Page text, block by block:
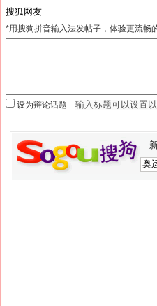
*用搜狗拼音输入法发帖子，体验更流畅
设为辩论话题